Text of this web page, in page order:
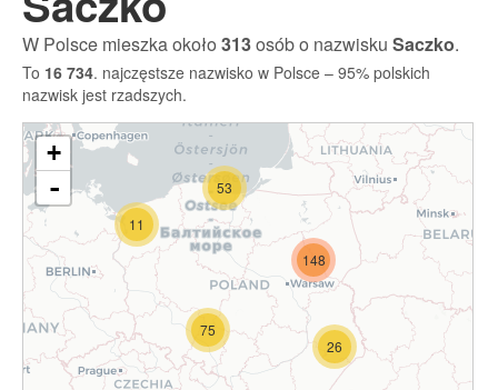
W Polsce mieszka około313osób o nazwisku Saczko.
To 16 734. najczęstsze nazwisko w Polsce – 95% polskich
nazwisk jest rzadszych.
11
53
26
75
148
+
-